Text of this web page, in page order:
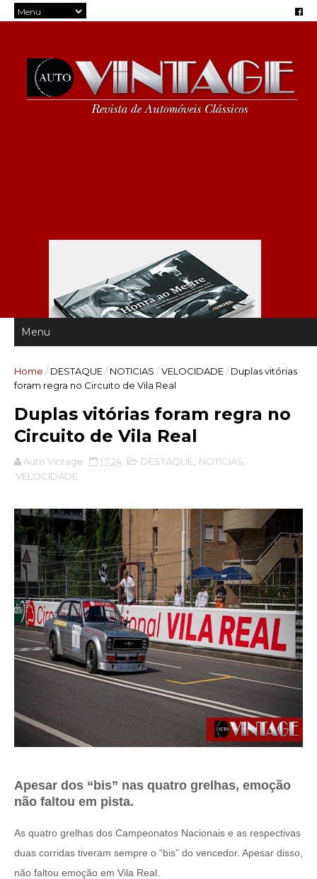
Home / DESTAQUE/ NOTICIAS /VELOCIDADE/ Duplas vitórias
foram regra no Circuito de Vila Real
Duplas vitórias foram regra no
Circuito de Vila Real
Auto Vintage 1.7.24 DESTAQUE NOTICIAS
VELOCIDADE
Apesar dos “bis” nas quatro grelhas, emoção
não faltou em pista.
As quatro grelhas dos Campeonatos Nacionais e as respectivas
duas corridas tiveram sempre o “bis” do vencedor. Apesar disso,
não faltou emoção em Vila Real.